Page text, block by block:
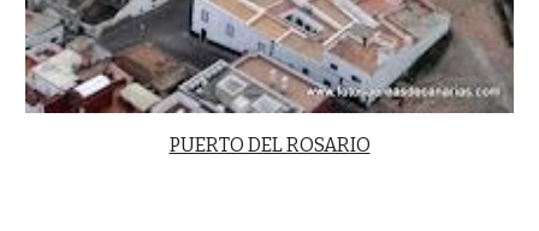
PUERTO DEL ROSARIO